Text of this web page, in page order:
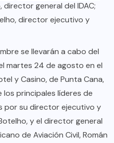
director general del IDAC;
director ejecutivo y
se llevarán a cabo del
martes 24 de agosto en el
y Casino, de Punta Cana,
los principales líderes de
por su director ejecutivo y
y el director general
de Aviación Civil, Román